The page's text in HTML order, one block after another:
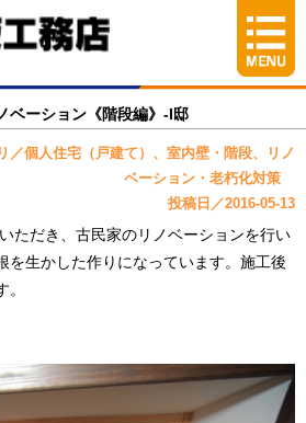
ベーション《階段編》-I邸
個人住宅（戸建て）、室内壁・階段、リノ
ベーション・老朽化対策
投稿日／2016-05-13
ただき、古民家のリノベーションを行い
を生かした作りになっています。施工後